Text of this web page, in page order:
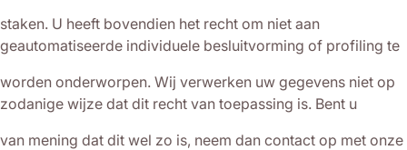
staken. U heeft bovendien het recht om niet aan
geautomatiseerde individuele besluitvorming of profiling te
worden onderworpen. Wij verwerken uw gegevens niet op
zodanige wijze dat dit recht van toepassing is. Bent u
van mening dat dit wel zo is, neem dan contact op met onze